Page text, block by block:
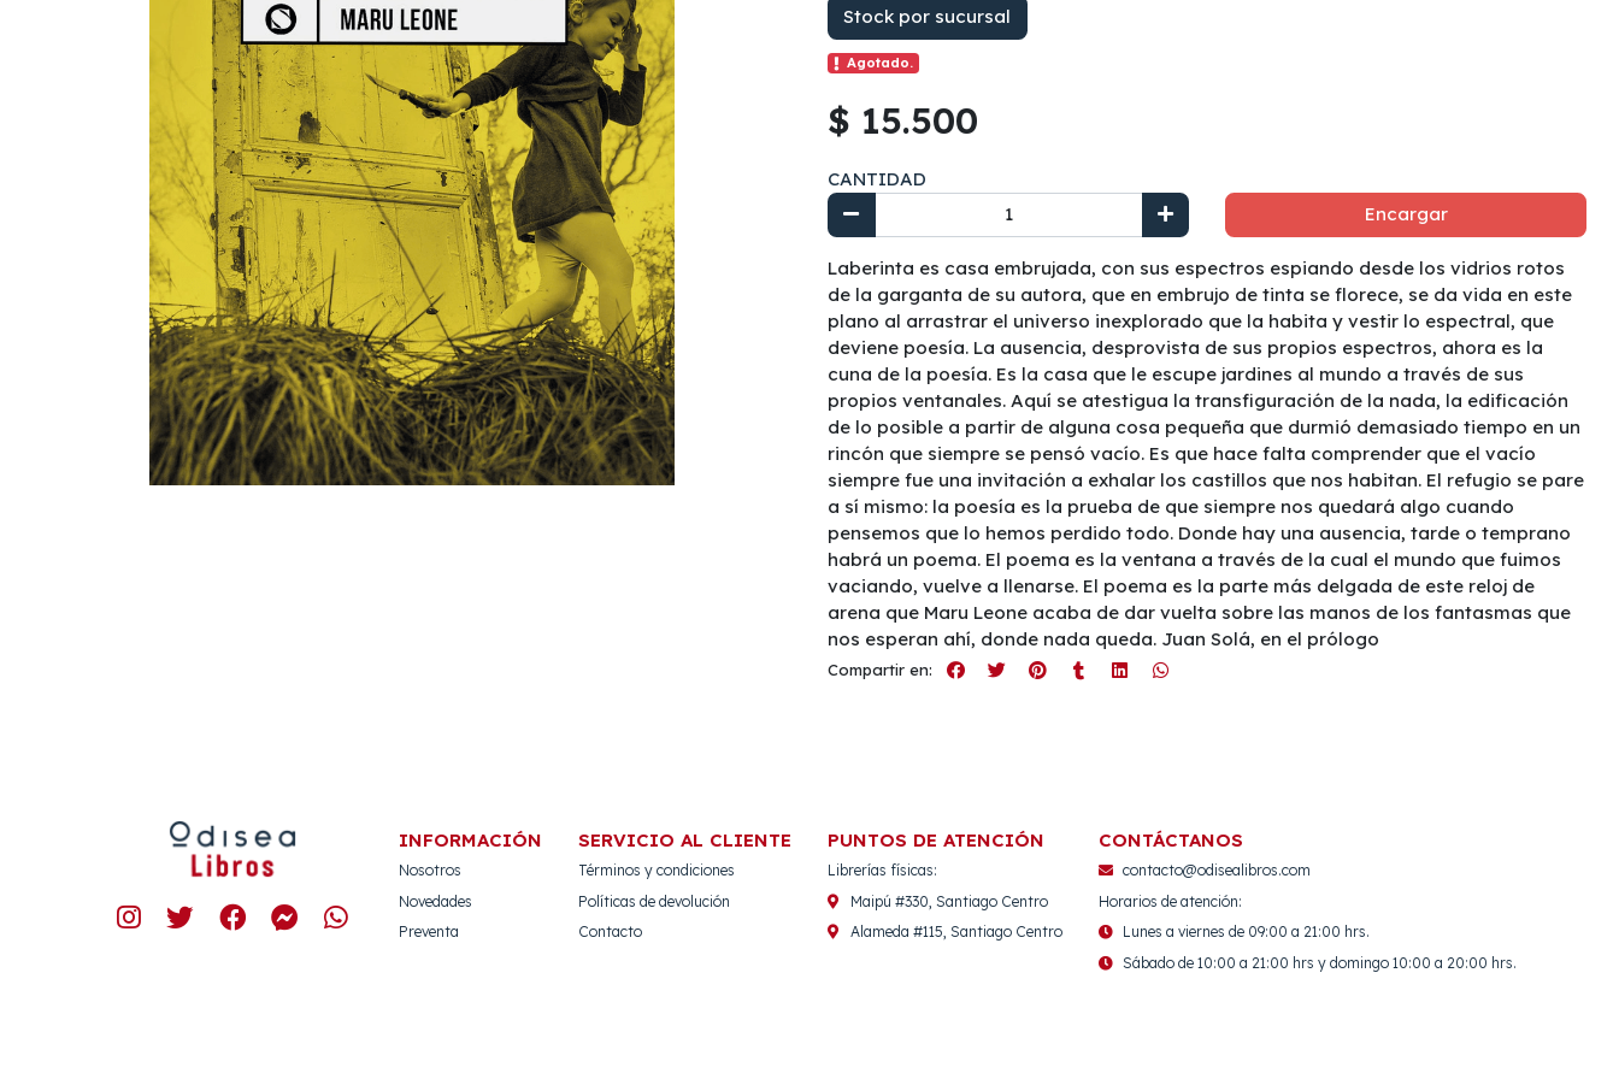
Stock por sucursal
Agotado.
$ 15.500
CANTIDAD
Encargar
Laberinta es casa embrujada, con sus espectros espiando desde los vidrios rotos
de la garganta de su autora, que en embrujo de tinta se florece, se da vida en este
plano al arrastrar el universo inexplorado que la habita y vestir lo espectral, que
deviene poesía. La ausencia, desprovista de sus propios espectros, ahora es la
cuna de la poesía. Es la casa que le escupe jardines al mundo a través de sus
propios ventanales. Aquí se atestigua la transfiguración de la nada, la edificación
de lo posible a partir de alguna cosa pequeña que durmió demasiado tiempo en un
rincón que siempre se pensó vacío. Es que hace falta comprender que el vacío
siempre fue una invitación a exhalar los castillos que nos habitan. El refugio se pare
a sí mismo: la poesía es la prueba de que siempre nos quedará algo cuando
pensemos que lo hemos perdido todo. Donde hay una ausencia, tarde o temprano
habrá un poema. El poema es la ventana a través de la cual el mundo que fuimos
vaciando, vuelve a llenarse. El poema es la parte más delgada de este reloj de
arena que Maru Leone acaba de dar vuelta sobre las manos de los fantasmas que
nos esperan ahí, donde nada queda. Juan Solá, en el prólogo
Compartir en:
INFORMACIÓN
Nosotros
Novedades
Preventa
SERVICIO AL CLIENTE
Términos y condiciones
Políticas de devolución
Contacto
PUNTOS DE ATENCIÓN
Librerías físicas:
Maipú #330, Santiago Centro
Alameda #115, Santiago Centro
CONTÁCTANOS
contacto@odisealibros.com
Horarios de atención:
Lunes a viernes de 09:00 a 21:00 hrs.
Sábado de 10:00 a 21:00 hrs y domingo 10:00 a 20:00 hrs.